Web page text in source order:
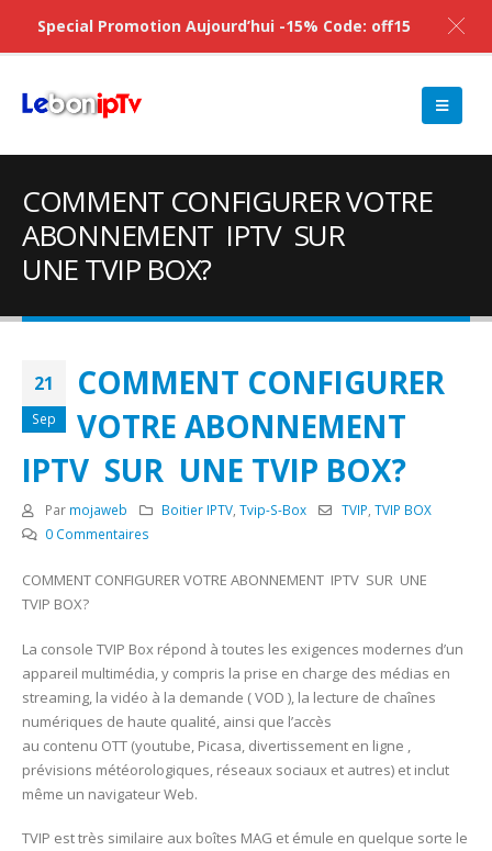
COMMENT CONFIGURER VOTRE
ABONNEMENT IPTV SUR
UNE TVIP BOX?
21
Sep
COMMENT CONFIGURER
VOTRE ABONNEMENT
IPTV SUR UNE TVIP BOX?
Par mojaweb Boitier IPTV ,Tvip-S-Box TVIP ,TVIP BOX
0 Commentaires
COMMENT CONFIGURER VOTRE ABONNEMENT IPTV SUR UNE
TVIP BOX?
La console TVIP Box répond à toutes les exigences modernes d’un
appareil multimédia, y compris la prise en charge des médias en
streaming, la vidéo à la demande ( VOD ), la lecture de chaînes
numériques de haute qualité, ainsi que l’accès
au contenu OTT (youtube, Picasa, divertissement en ligne ,
prévisions météorologiques, réseaux sociaux et autres) et inclut
même un navigateur Web.
TVIP est très similaire aux boîtes MAG et émule en quelque sorte le
Special Promotion Aujourd’hui -15% Code: off15